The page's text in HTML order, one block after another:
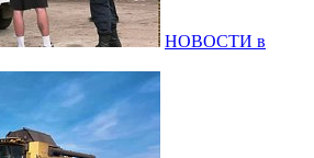
НОВОСТИ в